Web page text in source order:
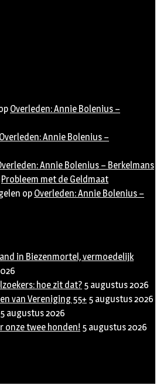
Overleden: Annie Bolenius –
Overleden: Annie Bolenius –
Annie Bolenius – Berkelmans
Probleem met de Geldmaat
op Overleden: Annie Bolenius –
in Biezenmortel, vermoedelijk
hoe zit dat? 5 augustus 2026
van Vereniging 55+ 5 augustus 2026
5 augustus 2026
onze twee honden! 5 augustus 2026